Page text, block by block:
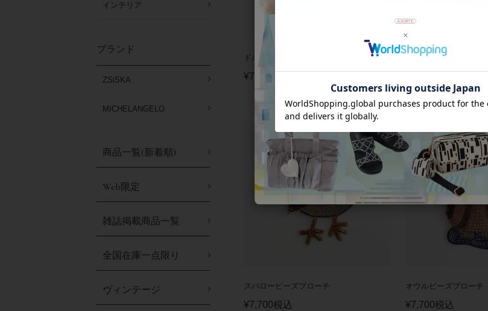
インテリア
ブランド
ZSiSKA
MICHELANGELO
商品一覧(新着順)
Web限定
雑誌掲載商品一覧
全国在庫一点限り
ヴィンテージ
ドルフィンビーズブローチ
¥7,700
タートルビーズブローチ
スパロービーズブローチ
¥7,700税込
オウルビーズブローチ
¥7,700税込